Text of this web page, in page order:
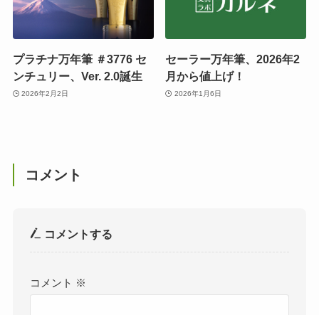
プラチナ万年筆 ＃3776 セ
ンチュリー、Ver. 2.0誕生
2026年2月2日
セーラー万年筆、2026年2
月から値上げ！
2026年1月6日
コメント
コメントする
コメント ※